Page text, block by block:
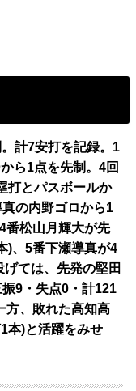
計7安打を記録。1
ら1点を先制。4回
打とパスボールか
の内野ゴロから1
番松山月輝大が先
)、5番下瀬導真が4
ては、先発の堅田
9・失点0・計121
方、敗れた高知高
本)と活躍をみせ